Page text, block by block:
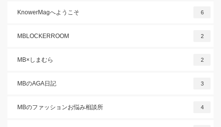
KnowerMagへようこそ 6
MBLOCKERROOM 2
MB×しまむら 2
MBのAGA日記 3
MBのファッションお悩み相談所 4